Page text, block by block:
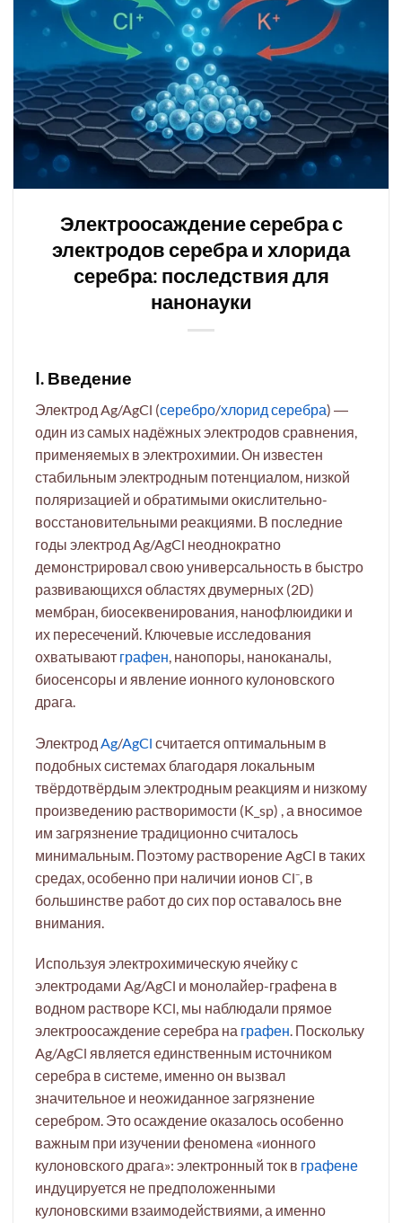
Электроосаждение серебра с
электродов серебра и хлорида
серебра: последствия для
нанонауки
I. Введение
Электрод Ag/AgCl (серебро/хлорид серебра) ―
один из самых надёжных электродов сравнения,
применяемых в электрохимии. Он известен
стабильным электродным потенциалом, низкой
поляризацией и обратимыми окислительно-
восстановительными реакциями. В последние
годы электрод Ag/AgCl неоднократно
демонстрировал свою универсальность в быстро
развивающихся областях двумерных (2D)
мембран, биосеквенирования, нанофлюидики и
их пересечений. Ключевые исследования
охватывают графен , нанопоры, наноканалы,
биосенсоры и явление ионного кулоновского
драга.
Электрод Ag/AgCl считается оптимальным в
подобных системах благодаря локальным
твёрдотвёрдым электродным реакциям и низкому
произведению растворимости (K_sp) , а вносимое
им загрязнение традиционно считалось
минимальным. Поэтому растворение AgCl в таких
средах, особенно при наличии ионов Cl⁻, в
большинстве работ до сих пор оставалось вне
внимания.
Используя электрохимическую ячейку с
электродами Ag/AgCl и монолайер-графена в
водном растворе KCl, мы наблюдали прямое
электроосаждение серебра на графен. Поскольку
Ag/AgCl является единственным источником
серебра в системе, именно он вызвал
значительное и неожиданное загрязнение
серебром. Это осаждение оказалось особенно
важным при изучении феномена «ионного
кулоновского драга»: электронный ток в графене
индуцируется не предположенными
кулоновскими взаимодействиями, а именно